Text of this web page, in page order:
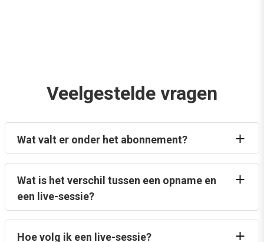
Veelgestelde vragen
Wat valt er onder het abonnement?
Wat is het verschil tussen een opname en
een live-sessie?
Hoe volg ik een live-sessie?